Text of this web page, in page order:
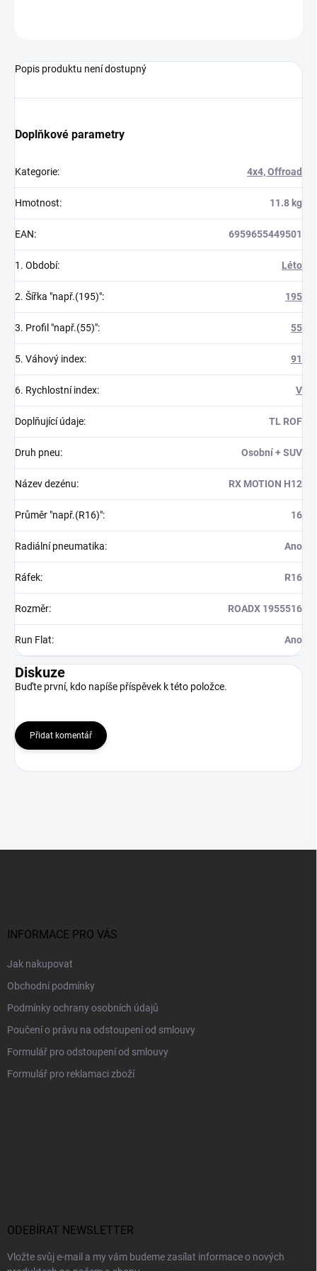
Popis produktu není dostupný
Doplňkové parametry
Kategorie: 4x4, Offroad
Hmotnost: 11.8 kg
EAN: 6959655449501
1. Období: Léto
2. Šířka "např.(195)": 195
3. Profil "např.(55)": 55
5. Váhový index: 91
6. Rychlostní index: V
Doplňující údaje: TL ROF
Druh pneu: Osobní + SUV
Název dezénu: RX MOTION H12
Průměr "např.(R16)": 16
Radiální pneumatika: Ano
Ráfek: R16
Rozměr: ROADX 1955516
Run Flat: Ano
Diskuze
Buďte první, kdo napíše příspěvek k této položce.
Přidat komentář
INFORMACE PRO VÁS
Jak nakupovat
Obchodní podmínky
Podmínky ochrany osobních údajů
Poučení o právu na odstoupení od smlouvy
Formulář pro odstoupení od smlouvy
Formulář pro reklamaci zboží
ODEBÍRAT NEWSLETTER
Vložte svůj e-mail a my vám budeme zasílat informace o nových